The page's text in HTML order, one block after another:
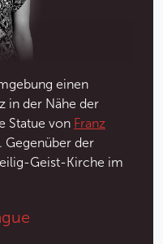
befindet sich
böhmisch-
20.
sich das Denkmal
Dušní-Straße, in der
genau an der
den Prager
einen
in der Nähe der
Statue von Franz
Gegenüber der
Geist-Kirche im